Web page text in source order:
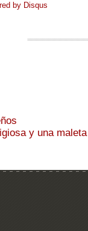
by Disqus
y una maleta